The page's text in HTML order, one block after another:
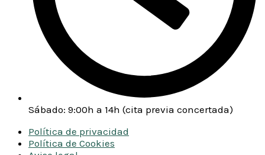
Sábado: 9:00h a 14h (cita previa concertada)
Política de privacidad
Política de Cookies